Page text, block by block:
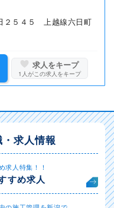
２５４５ 上越線六日町
求人をキープ
1 人がこの求人をキープ
求人情報
求人特集！！
すめ求人